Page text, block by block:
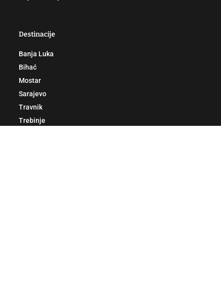
Destinacije
Banja Luka
Bihać
Mostar
Sarajevo
Travnik
Trebinje